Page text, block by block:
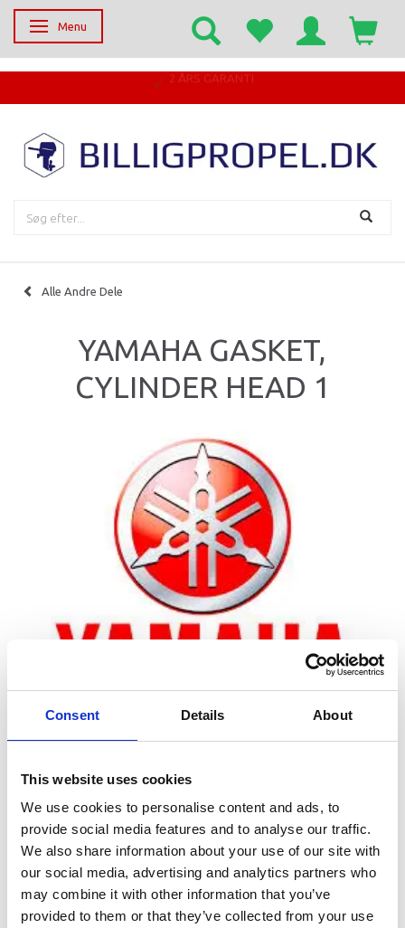
Consent Details About
This website uses cookies
We use cookies to personalise content and ads, to
provide social media features and to analyse our traffic.
We also share information about your use of our site with
our social media, advertising and analytics partners who
may combine it with other information that you’ve
provided to them or that they’ve collected from your use
Skifte navigation
Menu
2 ÅRS GARANTI
Alle Andre Dele
YAMAHA GASKET,
CYLINDER HEAD 1
Zoom
Leveringstid er 5-6 dag(e)
Model/varenr.: 6AH111810000
528,86 DKK